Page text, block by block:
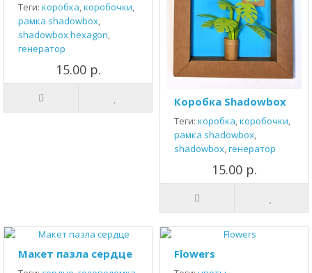
Теги: коробка,коробочки,
рамка shadowbox,
shadowbox hexagon,
генератор
15.00 р.
Коробка Shadowbox
Теги: коробка,коробочки,
рамка shadowbox,
shadowbox,генератор
15.00 р.
Макет пазла сердце Flowers